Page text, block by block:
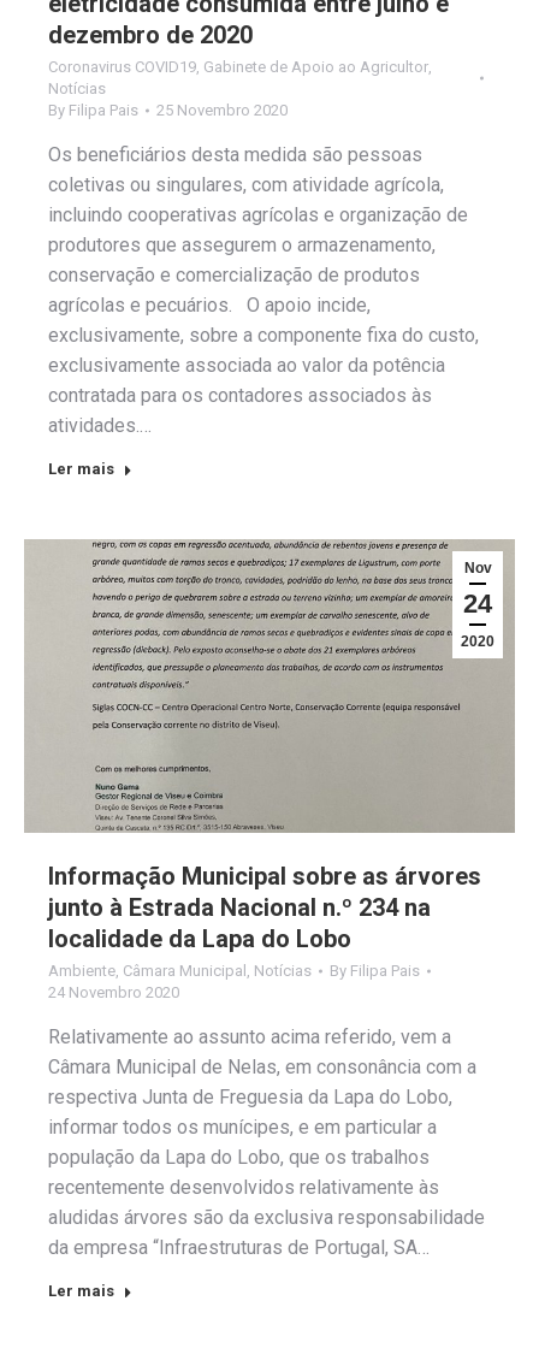
dezembro de 2020
Coronavirus COVID19 Gabinete de Apoio ao Agricultor
Notícias
By Filipa Pais 25 Novembro 2020
Os beneficiários desta medida são pessoas
coletivas ou singulares, com atividade agrícola,
incluindo cooperativas agrícolas e organização de
produtores que assegurem o armazenamento,
conservação e comercialização de produtos
agrícolas e pecuários. O apoio incide,
exclusivamente, sobre a componente fixa do custo,
exclusivamente associada ao valor da potência
contratada para os contadores associados às
atividades.…
Ler mais
Nov
24
2020
Informação Municipal sobre as árvores
junto à Estrada Nacional n.º 234 na
localidade da Lapa do Lobo
Ambiente Câmara Municipal Notícias By Filipa Pais
24 Novembro 2020
Relativamente ao assunto acima referido, vem a
Câmara Municipal de Nelas, em consonância com a
respectiva Junta de Freguesia da Lapa do Lobo,
informar todos os munícipes, e em particular a
população da Lapa do Lobo, que os trabalhos
recentemente desenvolvidos relativamente às
aludidas árvores são da exclusiva responsabilidade
da empresa “Infraestruturas de Portugal, SA…
Ler mais